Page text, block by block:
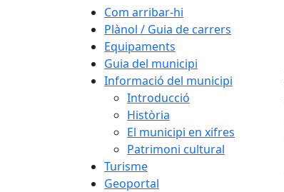
Com arribar-hi
Plànol / Guia de carrers
Equipaments
Guia del municipi
Informació del municipi
Introducció
Història
El municipi en xifres
Patrimoni cultural
Turisme
Geoportal